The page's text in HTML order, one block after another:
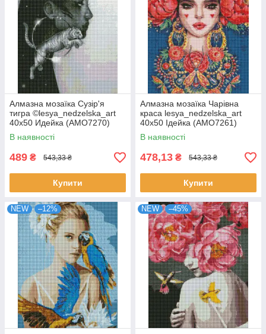
Алмазна мозаїка Сузір'я
тигра ©lesya_nedzelska_art
40х50 Идейка (AMO7270)
В наявності
489 ₴ 543,33 ₴
Купити
Алмазна мозаїка Чарівна
краса lesya_nedzelska_art
40х50 Ідейка (AMO7261)
В наявності
478,13 ₴ 543,33 ₴
Купити
NEW –12% NEW –45%